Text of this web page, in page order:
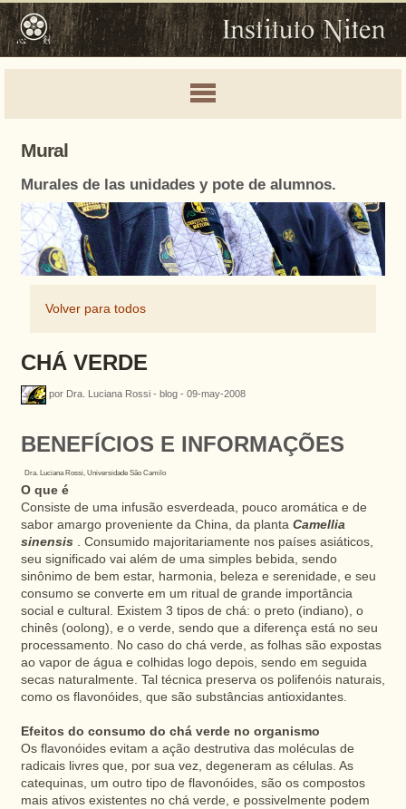
Mural
Murales de las unidades y pote de alumnos.
Volver para todos
CHÁ VERDE
por Dra. Luciana Rossi - blog - 09-may-2008
BENEFÍCIOS E INFORMAÇÕES
Dra. Luciana Rossi, Universidade São Camilo
O que é
Consiste de uma infusão esverdeada, pouco aromática e de
sabor amargo proveniente da China, da planta Camellia
sinensis
. Consumido majoritariamente nos países asiáticos,
seu significado vai além de uma simples bebida, sendo
sinônimo de bem estar, harmonia, beleza e serenidade, e seu
consumo se converte em um ritual de grande importância
social e cultural. Existem 3 tipos de chá: o preto (indiano), o
chinês (oolong), e o verde, sendo que a diferença está no seu
processamento. No caso do chá verde, as folhas são expostas
ao vapor de água e colhidas logo depois, sendo em seguida
secas naturalmente. Tal técnica preserva os polifenóis naturais,
como os flavonóides, que são substâncias antioxidantes.
Efeitos do consumo do chá verde no organismo
Os flavonóides evitam a ação destrutiva das moléculas de
radicais livres que, por sua vez, degeneram as células. As
catequinas, um outro tipo de flavonóides, são os compostos
mais ativos existentes no chá verde, e possivelmente podem